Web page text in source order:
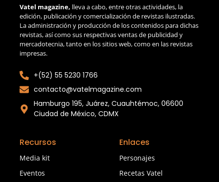
Vatel magazine, lleva a cabo, entre otras actividades, la
edición, publicación y comercialización de revistas ilustradas.
La administración y producción de los contenidos para dichas
revistas, así como sus respectivas ventas de publicidad y
mercadotecnia, tanto en los sitios web, como en las revistas
impresas.
+(52) 55 5230 1766
contacto@vatelmagazine.com
Hamburgo 195, Juárez, Cuauhtémoc, 06600
Ciudad de México, CDMX
Recursos
Media kit
Eventos
Enlaces
Personajes
Recetas Vatel